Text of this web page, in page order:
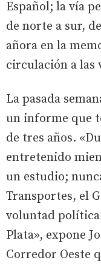
Español; la vía
de norte a sur,
añora en la
circulación a las
La pasada
un informe que
de tres años.
entretenido
un estudio;
Transportes, el
voluntad
Plata», expone
Corredor Oeste